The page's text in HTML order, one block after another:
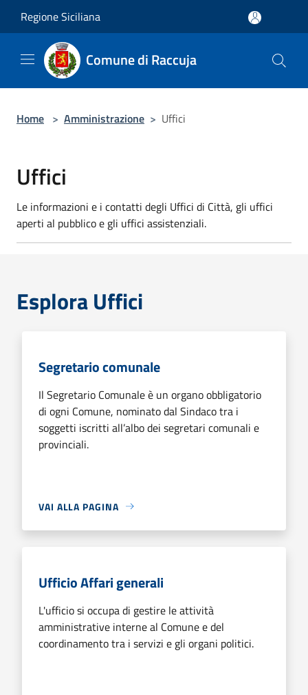
Regione Siciliana
Comune di Raccuja
Home > Amministrazione > Uffici
Uffici
Le informazioni e i contatti degli Uffici di Città, gli uffici
aperti al pubblico e gli uffici assistenziali.
Esplora Uffici
Segretario comunale
Il Segretario Comunale è un organo obbligatorio
di ogni Comune, nominato dal Sindaco tra i
soggetti iscritti all’albo dei segretari comunali e
provinciali.
VAI ALLA PAGINA
Ufficio Affari generali
L'ufficio si occupa di gestire le attività
amministrative interne al Comune e del
coordinamento tra i servizi e gli organi politici.